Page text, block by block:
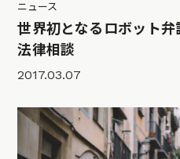
ニュース
世界初となるロボット
法律相談
2017.03.07